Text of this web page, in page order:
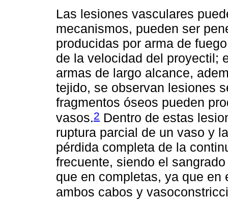
Las lesiones vasculares
mecanismos, pueden ser
producidas por arma de
de la velocidad del proyectil;
armas de largo alcance,
tejido, se observan lesiones
fragmentos óseos pueden
vasos.2 Dentro de estas
ruptura parcial de un vaso y
pérdida completa de la
frecuente, siendo el
que en completas, ya que
ambos cabos y